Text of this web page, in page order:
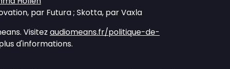
par Futura ; Skotta, par Vaxla
Visitez audiomeans.fr/politique-de-
d'informations.